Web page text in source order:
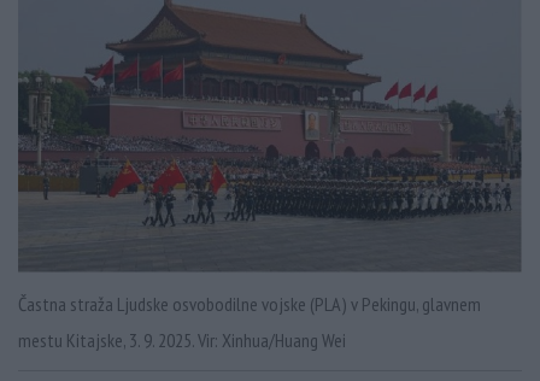
Častna straža Ljudske osvobodilne vojske (PLA) v Pekingu, glavnem
mestu Kitajske, 3. 9. 2025. Vir: Xinhua/Huang Wei